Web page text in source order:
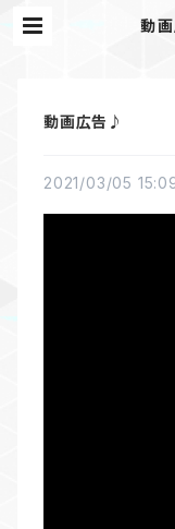
動
動画広告♪
2021/03/05